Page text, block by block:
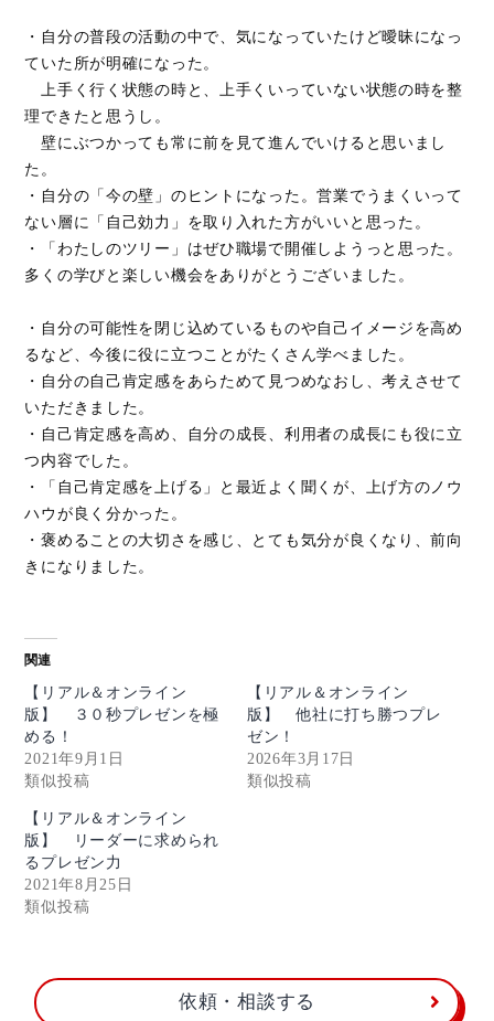
・自分の普段の活動の中で、気になっていたけど曖昧になっ
ていた所が明確になった。
上手く行く状態の時と、上手くいっていない状態の時を整
理できたと思うし。
壁にぶつかっても常に前を見て進んでいけると思いまし
た。
・自分の「今の壁」のヒントになった。営業でうまくいって
ない層に「自己効力」を取り入れた方がいいと思った。
・「わたしのツリー」はぜひ職場で開催しようっと思った。
多くの学びと楽しい機会をありがとうございました。
・自分の可能性を閉じ込めているものや自己イメージを高め
るなど、今後に役に立つことがたくさん学べました。
・自分の自己肯定感をあらためて見つめなおし、考えさせて
いただきました。
・自己肯定感を高め、自分の成長、利用者の成長にも役に立
つ内容でした。
・「自己肯定感を上げる」と最近よく聞くが、上げ方のノウ
ハウが良く分かった。
・褒めることの大切さを感じ、とても気分が良くなり、前向
きになりました。
関連
【リアル＆オンライン
版】 ３０秒プレゼンを極
める！
2021年9月1日
類似投稿
【リアル＆オンライン
版】 他社に打ち勝つプレ
ゼン！
2026年3月17日
類似投稿
【リアル＆オンライン
版】 リーダーに求められ
るプレゼン力
2021年8月25日
類似投稿
依頼・相談する